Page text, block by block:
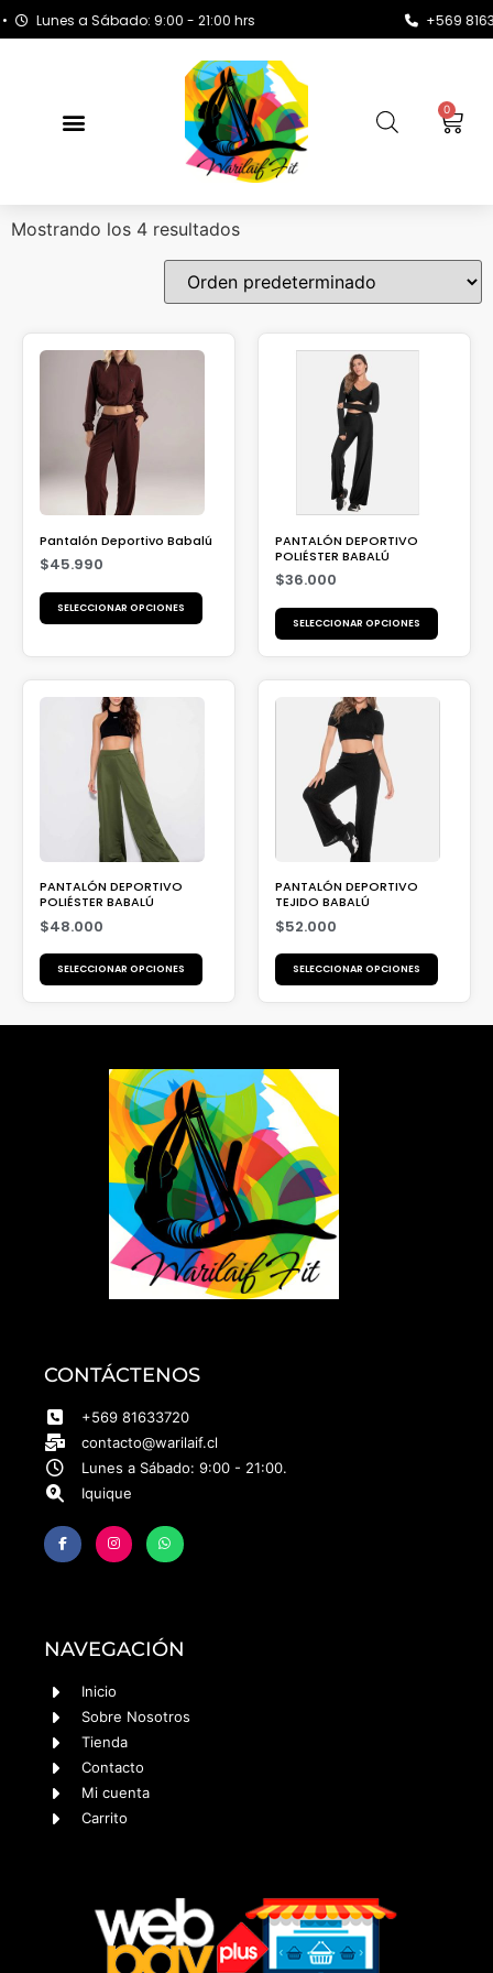
Lunes a Sábado: 9:00 - 21:00 hrs +569 8163
0
Mostrando los 4 resultados
Pantalón Deportivo Babalú
$45.990
SELECCIONAR OPCIONES
PANTALÓN DEPORTIVO
POLIÉSTER BABALÚ
$36.000
SELECCIONAR OPCIONES
PANTALÓN DEPORTIVO
POLIÉSTER BABALÚ
$48.000
SELECCIONAR OPCIONES
PANTALÓN DEPORTIVO
TEJIDO BABALÚ
$52.000
SELECCIONAR OPCIONES
CONTÁCTENOS
+569 81633720
contacto@warilaif.cl
Lunes a Sábado: 9:00 - 21:00.
Iquique
NAVEGACIÓN
Inicio
Sobre Nosotros
Tienda
Contacto
Mi cuenta
Carrito